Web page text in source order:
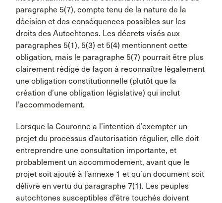
paragraphe 5(7), compte tenu de la nature de la
décision et des conséquences possibles sur les
droits des Autochtones. Les décrets visés aux
paragraphes 5(1), 5(3) et 5(4) mentionnent cette
obligation, mais le paragraphe 5(7) pourrait être plus
clairement rédigé de façon à reconnaître légalement
une obligation constitutionnelle (plutôt que la
création d’une obligation législative) qui inclut
l’accommodement.
Lorsque la Couronne a l’intention d’exempter un
projet du processus d’autorisation régulier, elle doit
entreprendre une consultation importante, et
probablement un accommodement, avant que le
projet soit ajouté à l’annexe 1 et qu’un document soit
délivré en vertu du paragraphe 7(1). Les peuples
autochtones susceptibles d’être touchés doivent